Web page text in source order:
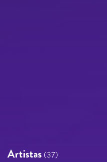
Artistas (37)